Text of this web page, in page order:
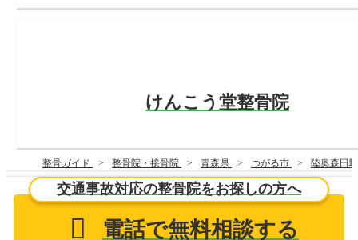
けんこう堂整骨院
整骨ガイド 整骨院・接骨院 青森県 つがる市 陸奥森田駅
交通事故対応の整骨院をお探しの方へ
電話で無料相談する